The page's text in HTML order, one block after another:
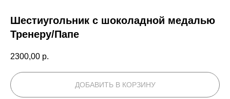
Шестиугольник с шоколадной медалью
Тренеру/Папе
2300,00 р.
ДОБАВИТЬ В КОРЗИНУ